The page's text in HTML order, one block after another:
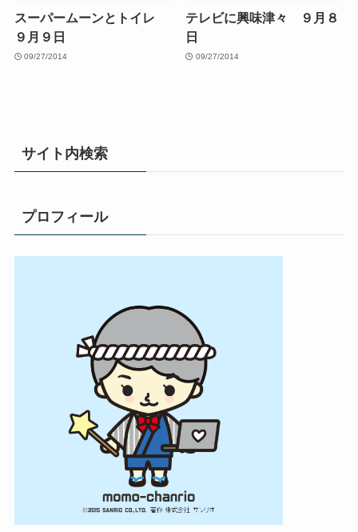
スーパームーンとトイレ
９月９日
09/27/2014
テレビに興味津々 ９月８
日
09/27/2014
サイト内検索
プロフィール